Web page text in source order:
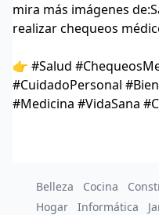
mira más imágenes de:
realizar chequeos
👉 #Salud
#CuidadoPersonal
#Medicina #VidaSana
Belleza Cocina
Hogar
Informática